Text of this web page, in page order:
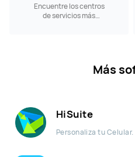
Encuentre los centros
de servicios más
Más
HiSuite
Personaliza tu Celular.